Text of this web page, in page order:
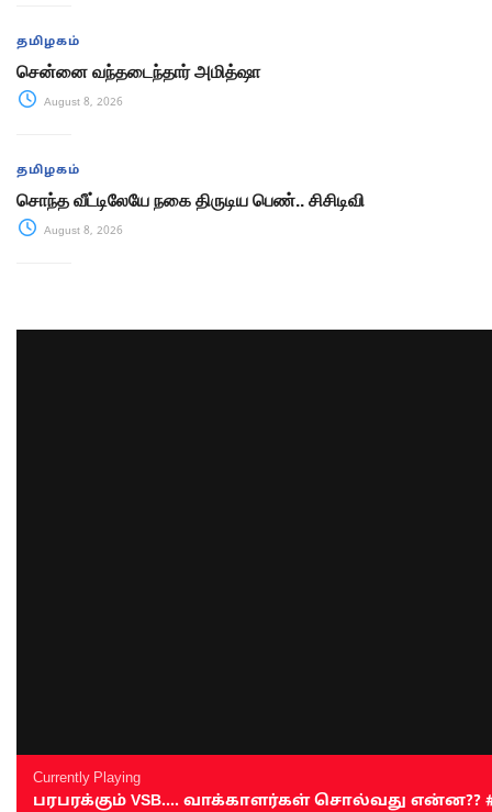
தமிழகம்
சென்னை வந்தடைந்தார் அமித்ஷா
August 8, 2026
தமிழகம்
சொந்த வீட்டிலேயே நகை திருடிய பெண்.. சிசிடிவி
August 8, 2026
Currently Playing
பரபரக்கும் VSB.... வாக்காளர்கள் சொல்வது என்ன??